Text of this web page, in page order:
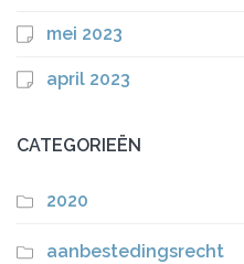
mei 2023
april 2023
CATEGORIEËN
2020
aanbestedingsrecht